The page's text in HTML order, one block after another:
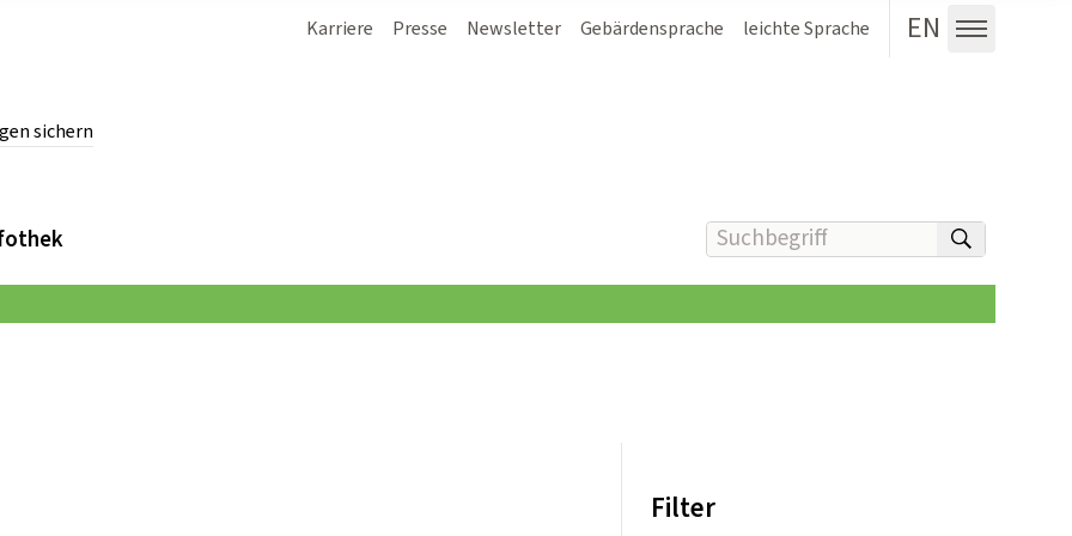
sichern
Karriere Presse Newsletter Gebärdensprache leichte Sprache EN
Menü
Suchbegriff(e) eingeben
Filter